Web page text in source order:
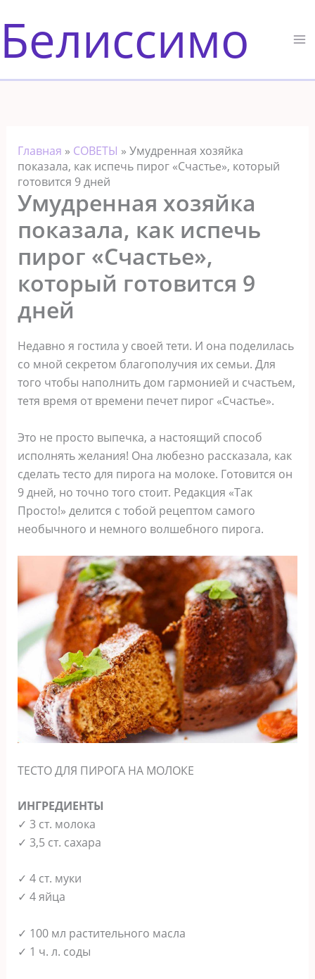
к
содержимому
Белиссимо
Главная » СОВЕТЫ » Умудренная хозяйка
показала, как испечь пирог «Счастье», который
готовится 9 дней
Умудренная хозяйка
показала, как испечь
пирог «Счастье»,
который готовится 9
дней
Недавно я гостила у своей тети. И она поделилась
со мной секретом благополучия их семьи. Для
того чтобы наполнить дом гармонией и счастьем,
тетя время от времени печет пирог «Счастье».
Это не просто выпечка, а настоящий способ
исполнять желания! Она любезно рассказала, как
сделать тесто для пирога на молоке. Готовится он
9 дней, но точно того стоит. Редакция «Так
Просто!» делится с тобой рецептом самого
необычного и немного волшебного пирога.
ТЕСТО ДЛЯ ПИРОГА НА МОЛОКЕ
ИНГРЕДИЕНТЫ
✓ 3 ст. молока
✓ 3,5 ст. сахара
✓ 4 ст. муки
✓ 4 яйца
✓ 100 мл растительного масла
✓ 1 ч. л. соды